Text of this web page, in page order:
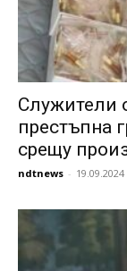
Служители
престъпна
срещу
ndtnews - 19.09.2024